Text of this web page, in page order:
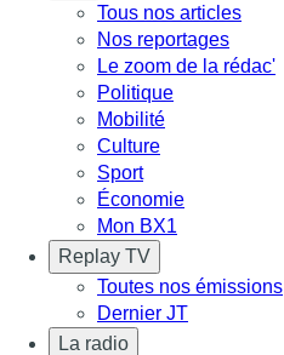
Tous nos articles
Nos reportages
Le zoom de la rédac'
Politique
Mobilité
Culture
Sport
Économie
Mon BX1
Replay TV
Toutes nos émissions
Dernier JT
La radio